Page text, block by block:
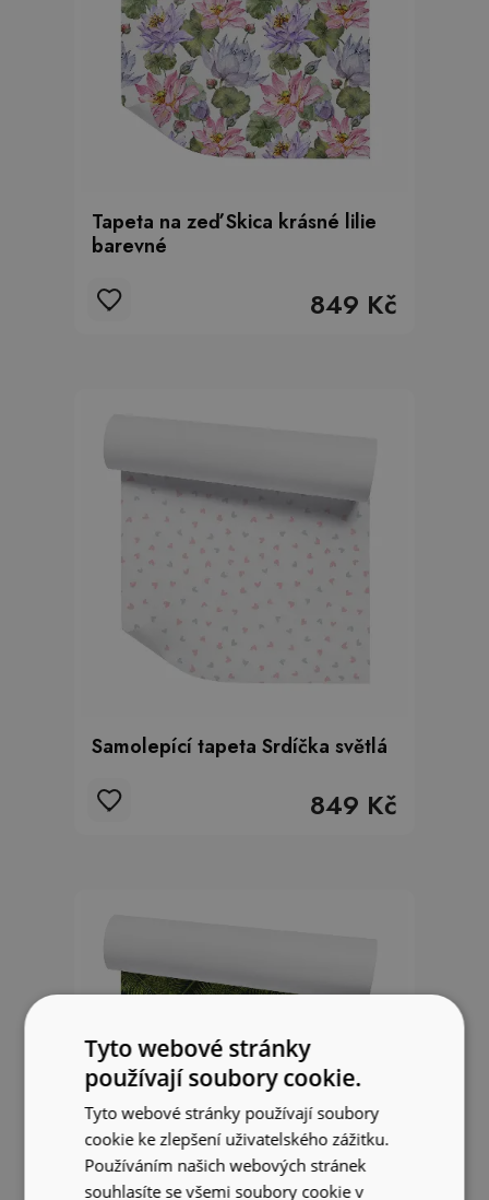
Tapeta na zeď Skica krásné lilie
barevné
849 Kč
Samolepící tapeta Srdíčka světlá
849 Kč
Tyto webové stránky
používají soubory cookie.
Tyto webové stránky používají soubory
cookie ke zlepšení uživatelského zážitku.
Používáním našich webových stránek
souhlasíte se všemi soubory cookie v